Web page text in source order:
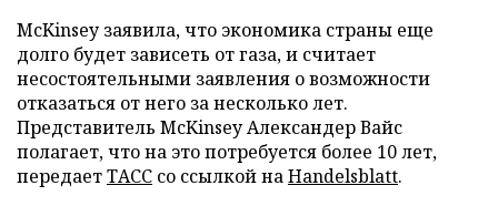
McKinsey заявила, что экономика страны еще
долго будет зависеть от газа, и считает
несостоятельными заявления о возможности
отказаться от него за несколько лет.
Представитель McKinsey Александер Вайс
полагает, что на это потребуется более 10 лет,
передаетТАСС со ссылкой наHandelsblatt.